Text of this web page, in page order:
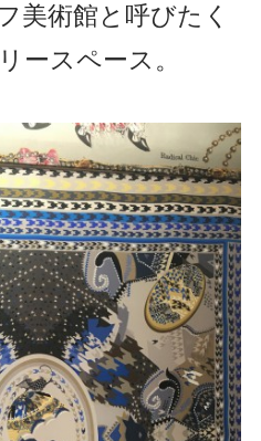
美術館と呼びたく
ースペース。